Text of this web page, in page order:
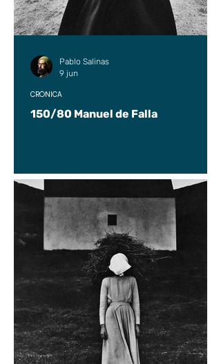
150/80 Manuel de Falla
CRÓNICA
Pablo Salinas
9 jun